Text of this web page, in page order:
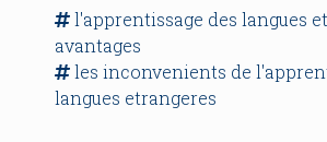
l'apprentissage des langues
avantages
les inconvenients de
langues etrangeres